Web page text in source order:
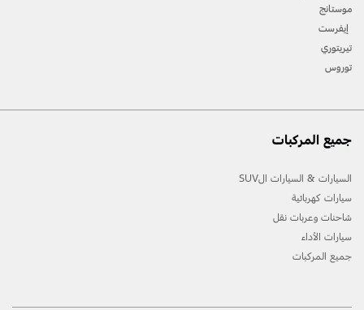
موستانج
إيفرست
تيريتوري
توروس
جميع المركبات
السيارات & السيارات الSUV
سيارات كهربائية
شاحنات وعربات نقل
سيارات الأداء
جميع المركبات